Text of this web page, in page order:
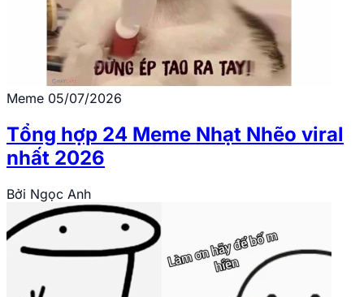
Meme 05/07/2026
Tổng hợp 24 Meme Nhạt Nhẽo viral
nhất 2026
Bởi Ngọc Anh